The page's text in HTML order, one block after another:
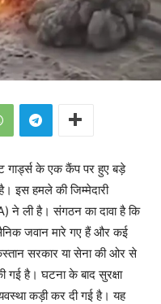
गार्ड्स के एक कैंप पर हुए बड़े
इस हमले की जिम्मेदारी
ने ली है। संगठन का दावा है कि
जवान मारे गए हैं और कई
सरकार या सेना की ओर से
गई है। घटना के बाद सुरक्षा
कड़ी कर दी गई है। यह